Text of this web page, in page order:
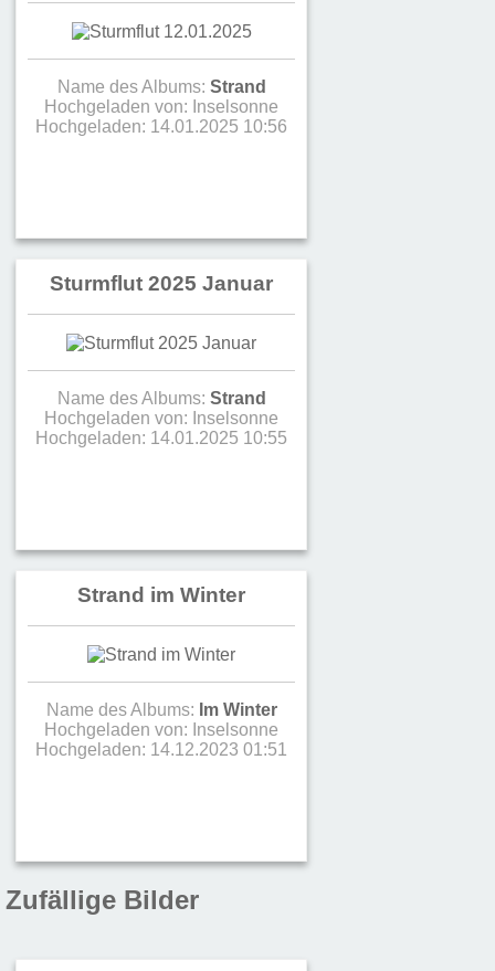
Name des Albums: Strand
Hochgeladen von: Inselsonne
Hochgeladen: 14.01.2025 10:56
Sturmflut 2025 Januar
Name des Albums: Strand
Hochgeladen von: Inselsonne
Hochgeladen: 14.01.2025 10:55
Strand im Winter
Name des Albums: Im Winter
Hochgeladen von: Inselsonne
Hochgeladen: 14.12.2023 01:51
Zufällige Bilder